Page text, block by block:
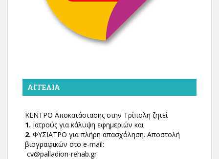
ΑΓΓΕΛΊΑ
ΚΕΝΤΡΟ Αποκατάστασης στην Τρίπολη ζητεί
1. Ιατρούς για κάλυψη εφημεριών και
2. ΦΥΣΙΑΤΡΟ για πλήρη απασχόληση. Αποστολή
βιογραφικών στο e-mail:
cv@palladion-rehab.gr